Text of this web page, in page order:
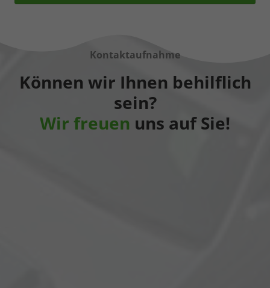
Kontaktaufnahme
Können wir Ihnen behilflich
sein?
Wir freuen uns auf Sie!